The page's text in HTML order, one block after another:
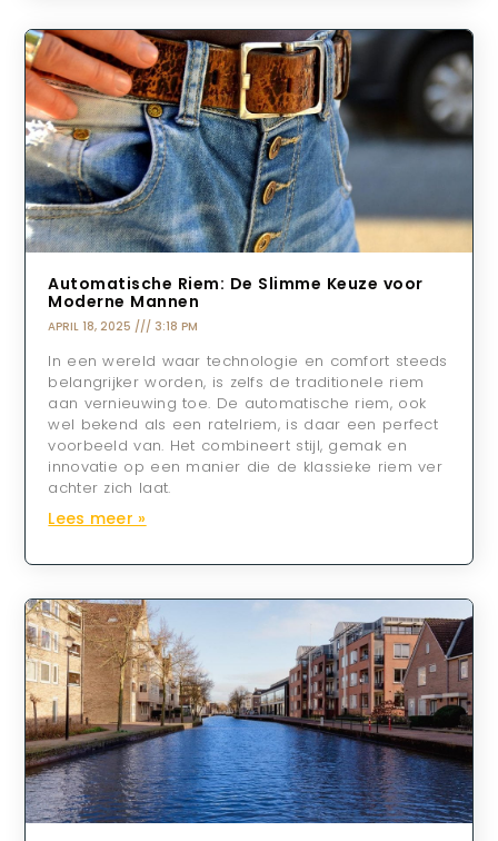
Automatische Riem: De Slimme Keuze voor
Moderne Mannen
APRIL 18, 2025 3:18 PM
In een wereld waar technologie en comfort steeds
belangrijker worden, is zelfs de traditionele riem
aan vernieuwing toe. De automatische riem, ook
wel bekend als een ratelriem, is daar een perfect
voorbeeld van. Het combineert stijl, gemak en
innovatie op een manier die de klassieke riem ver
achter zich laat.
Lees meer »